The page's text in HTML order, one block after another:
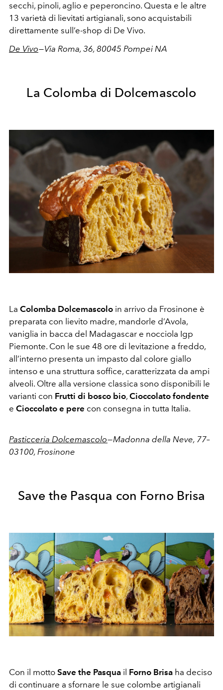
secchi, pinoli, aglio e peperoncino. Questa e le altre
13 varietà di lievitati artigianali, sono acquistabili
direttamente sull’e-shop di De Vivo.
De Vivo— Via Roma, 36, 80045 Pompei NA
La Colomba di Dolcemascolo
La Colomba Dolcemascolo in arrivo da Frosinone è
preparata con lievito madre, mandorle d’Avola,
vaniglia in bacca del Madagascar e nocciola Igp
Piemonte. Con le sue 48 ore di levitazione a freddo,
all’interno presenta un impasto dal colore giallo
intenso e una struttura soffice, caratterizzata da ampi
alveoli. Oltre alla versione classica sono disponibili le
varianti con Frutti di bosco bio, Cioccolato fondente
e Cioccolato e pere con consegna in tutta Italia.
Pasticceria Dolcemascolo— Madonna della Neve, 77–
03100, Frosinone
Save the Pasqua con Forno Brisa
Con il motto Save the Pasqua il Forno Brisa ha deciso
di continuare a sfornare le sue colombe artigianali